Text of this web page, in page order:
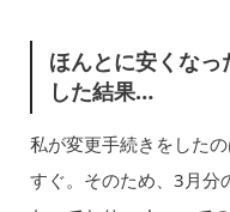
ほんとに安くな
した結果…
私が変更手続きをした
すぐ。そのため、3月分